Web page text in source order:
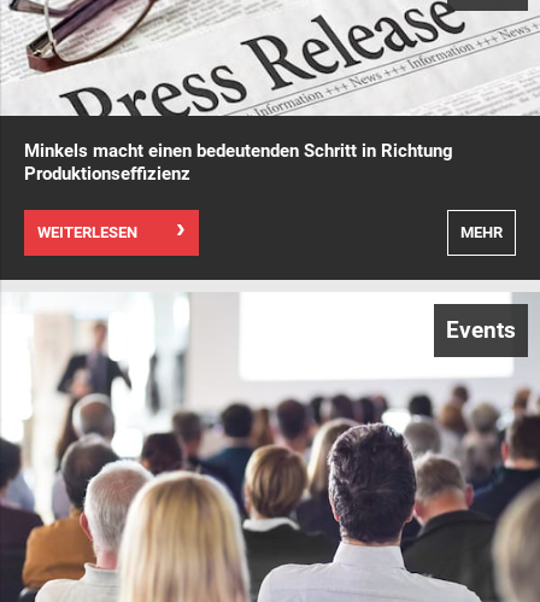
Minkels macht einen bedeutenden Schritt in Richtung
Produktionseffizienz
WEITERLESEN MEHR
Events